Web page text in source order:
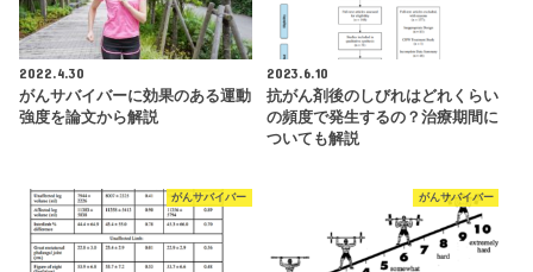
2022.4.30
がんサバイバーに効果のある運動
強度を論文から解説
2023.6.10
抗がん剤後のしびれはどれくらい
の頻度で発生するの？治療期間に
ついても解説
がんサバイバー がんサバイバー